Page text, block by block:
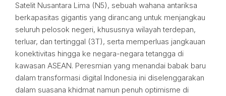
Satelit Nusantara Lima (N5), sebuah wahana antariksa
berkapasitas gigantis yang dirancang untuk menjangkau
seluruh pelosok negeri, khususnya wilayah terdepan,
terluar, dan tertinggal (3T), serta memperluas jangkauan
konektivitas hingga ke negara-negara tetangga di
kawasan ASEAN. Peresmian yang menandai babak baru
dalam transformasi digital Indonesia ini diselenggarakan
dalam suasana khidmat namun penuh optimisme di